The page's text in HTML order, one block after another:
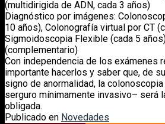
(multidirigida de ADN, cada 3 años)
Diagnóstico por imágenes:
10 años), Colonografía virtual por CT
Sigmoidoscopia Flexible (cada 5
(complementario)
Con independencia de los exámenes
importante hacerlos y saber que, de
signo de anormalidad, la
serguro mínimamente invasivo– será
obligada.
Publicado en Novedades